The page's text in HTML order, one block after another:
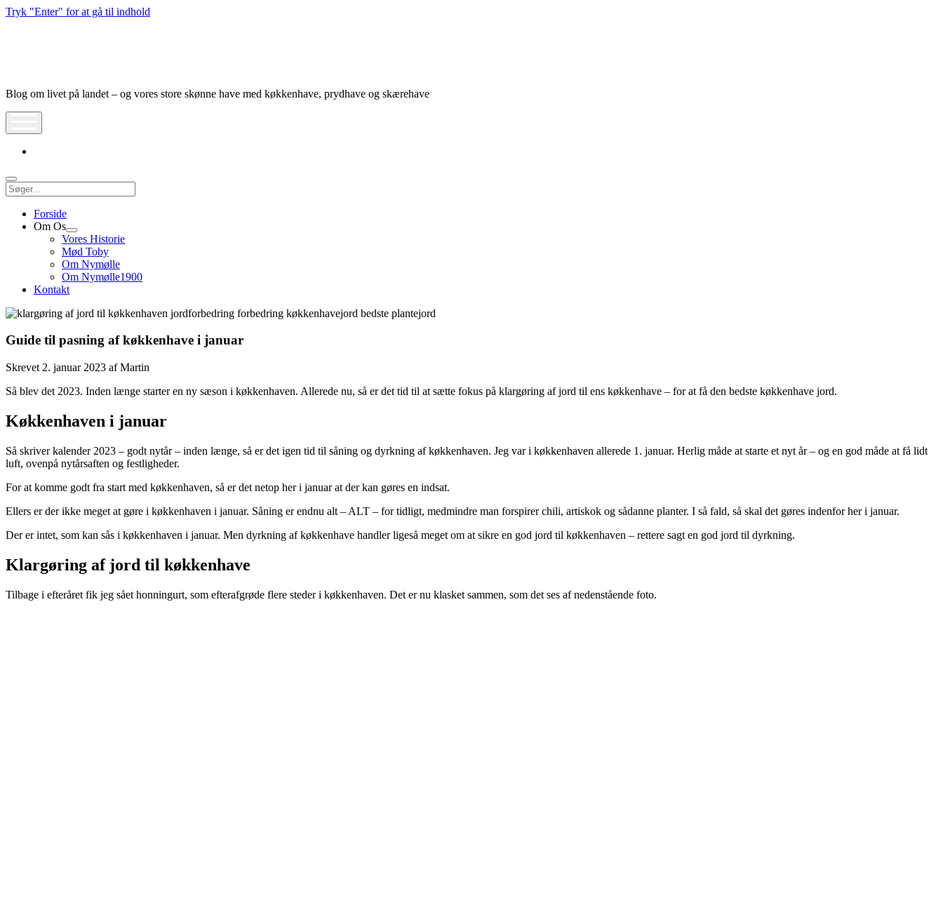
Tryk "Enter" for at gå til indhold
Blog om livet på landet – og vores store skønne have med køkkenhave, prydhave og skærehave
Søg
Forside
Om Os
Åbn
dropdown
meny
Vores Historie
Mød Toby
Om Nymølle
Om Nymølle1900
Kontakt
Guide til pasning af køkkenhave i januar
Skrevet 2. januar 2023 afMartin
Så blev det 2023. Inden længe starter en ny sæson i køkkenhaven. Allerede nu, så er det tid til at sætte fokus på klargøring af jord til ens køkkenhave – for at få den bedste køkkenhave jord.
Køkkenhaven i januar
Så skriver kalender 2023 – godt nytår – inden længe, så er det igen tid til såning og dyrkning af køkkenhaven. Jeg var i køkkenhaven allerede 1. januar. Herlig måde at starte et nyt år – og en god måde at få lidt
luft, ovenpå nytårsaften og festligheder.
For at komme godt fra start med køkkenhaven, så er det netop her i januar at der kan gøres en indsat.
Ellers er der ikke meget at gøre i køkkenhaven i januar. Såning er endnu alt – ALT – for tidligt, medmindre man forspirer chili, artiskok og sådanne planter. I så fald, så skal det gøres indenfor her i januar.
Der er intet, som kan sås i køkkenhaven i januar. Men dyrkning af køkkenhave handler ligeså meget om at sikre en god jord til køkkenhaven – rettere sagt en god jord til dyrkning.
Klargøring af jord til køkkenhave
Tilbage i efteråret fik jeg sået honningurt, som efterafgrøde flere steder i køkkenhaven. Det er nu klasket sammen, som det ses af nedenstående foto.